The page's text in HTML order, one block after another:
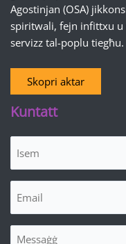
Agostinjan (OSA)
spiritwali, fejn infittxu u
servizz tal-poplu tiegħu.
Skopri aktar
Kuntatt
Messaġġ